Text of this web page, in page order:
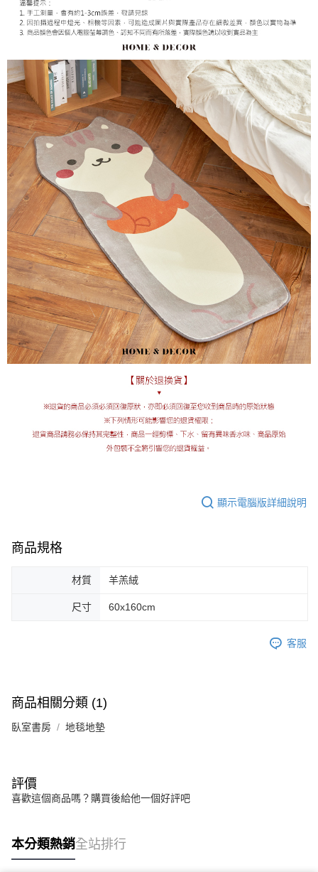
顯示電腦版詳細說明
商品規格
材質 羊羔絨
尺寸 60x160cm
客服
商品相關分類 (1)
臥室書房 地毯地墊
評價
喜歡這個商品嗎？購買後給他一個好評吧
本分類熱銷全站排行